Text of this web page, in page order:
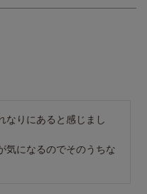
なりにあると感じまし
気になるのでそのうちな